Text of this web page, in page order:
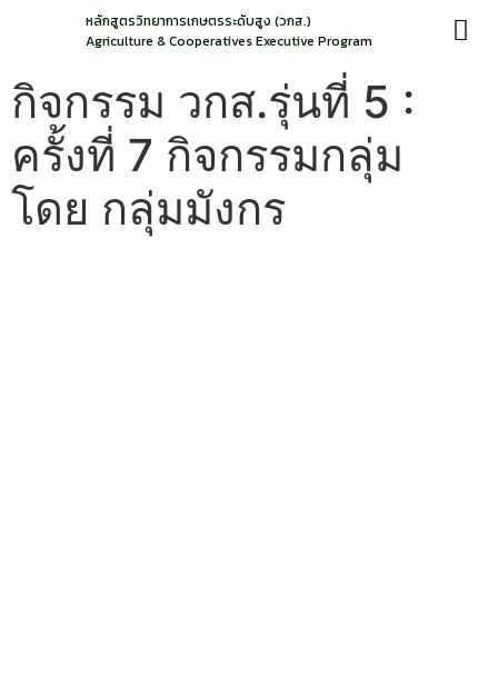
หลักสูตรวิทยาการเกษตรระดับสูง (วกส.)
Agriculture & Cooperatives Executive Program
กิจกรรม วกส.รุ่นที่ 5 :
ครั้งที่ 7 กิจกรรมกลุ่ม
โดย กลุ่มมังกร